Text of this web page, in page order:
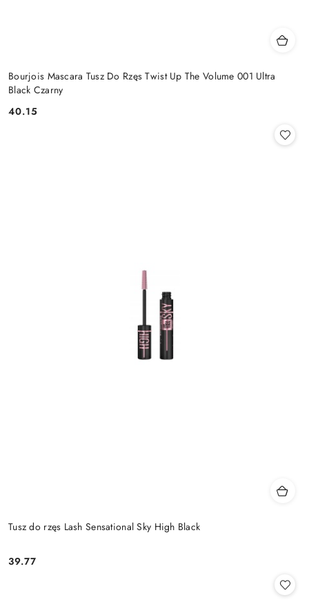
Bourjois Mascara Tusz Do Rzęs Twist Up The Volume 001 Ultra
Black Czarny
Cena:
40.15
Tusz do rzęs Lash Sensational Sky High Black
Cena:
39.77